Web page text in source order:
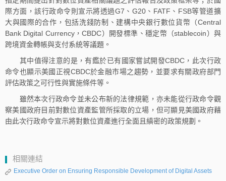
際方面，該行政命令則宣示將透過G7、G20、FATF、FSB等管道擴
大與國際的合作，包括洗錢防制、建構中央銀行數位貨幣（Central
Bank Digital Currency，CBDC）開發標準、穩定幣（stablecoin）與
跨境資金轉帳與支付系統等議題。
其中值得注意的是，有鑑於已有國家嘗試開發CBDC，此次行政
命令也顯示美國正視CBDC於金融市場之趨勢，並要求有關政府部門
評估政策之可行性與實施條件等。
雖然本次行政命令並未公布新的法律規範，亦未能從行政命令觀
察美國政府目前對數位資產監管所採取的立場，但可顯見美國政府藉
由此次行政命令宣示將對數位資產進行全面且縝密的政策規劃。
相關連結
Executive Order on Ensuring Responsible Development of Digital Assets